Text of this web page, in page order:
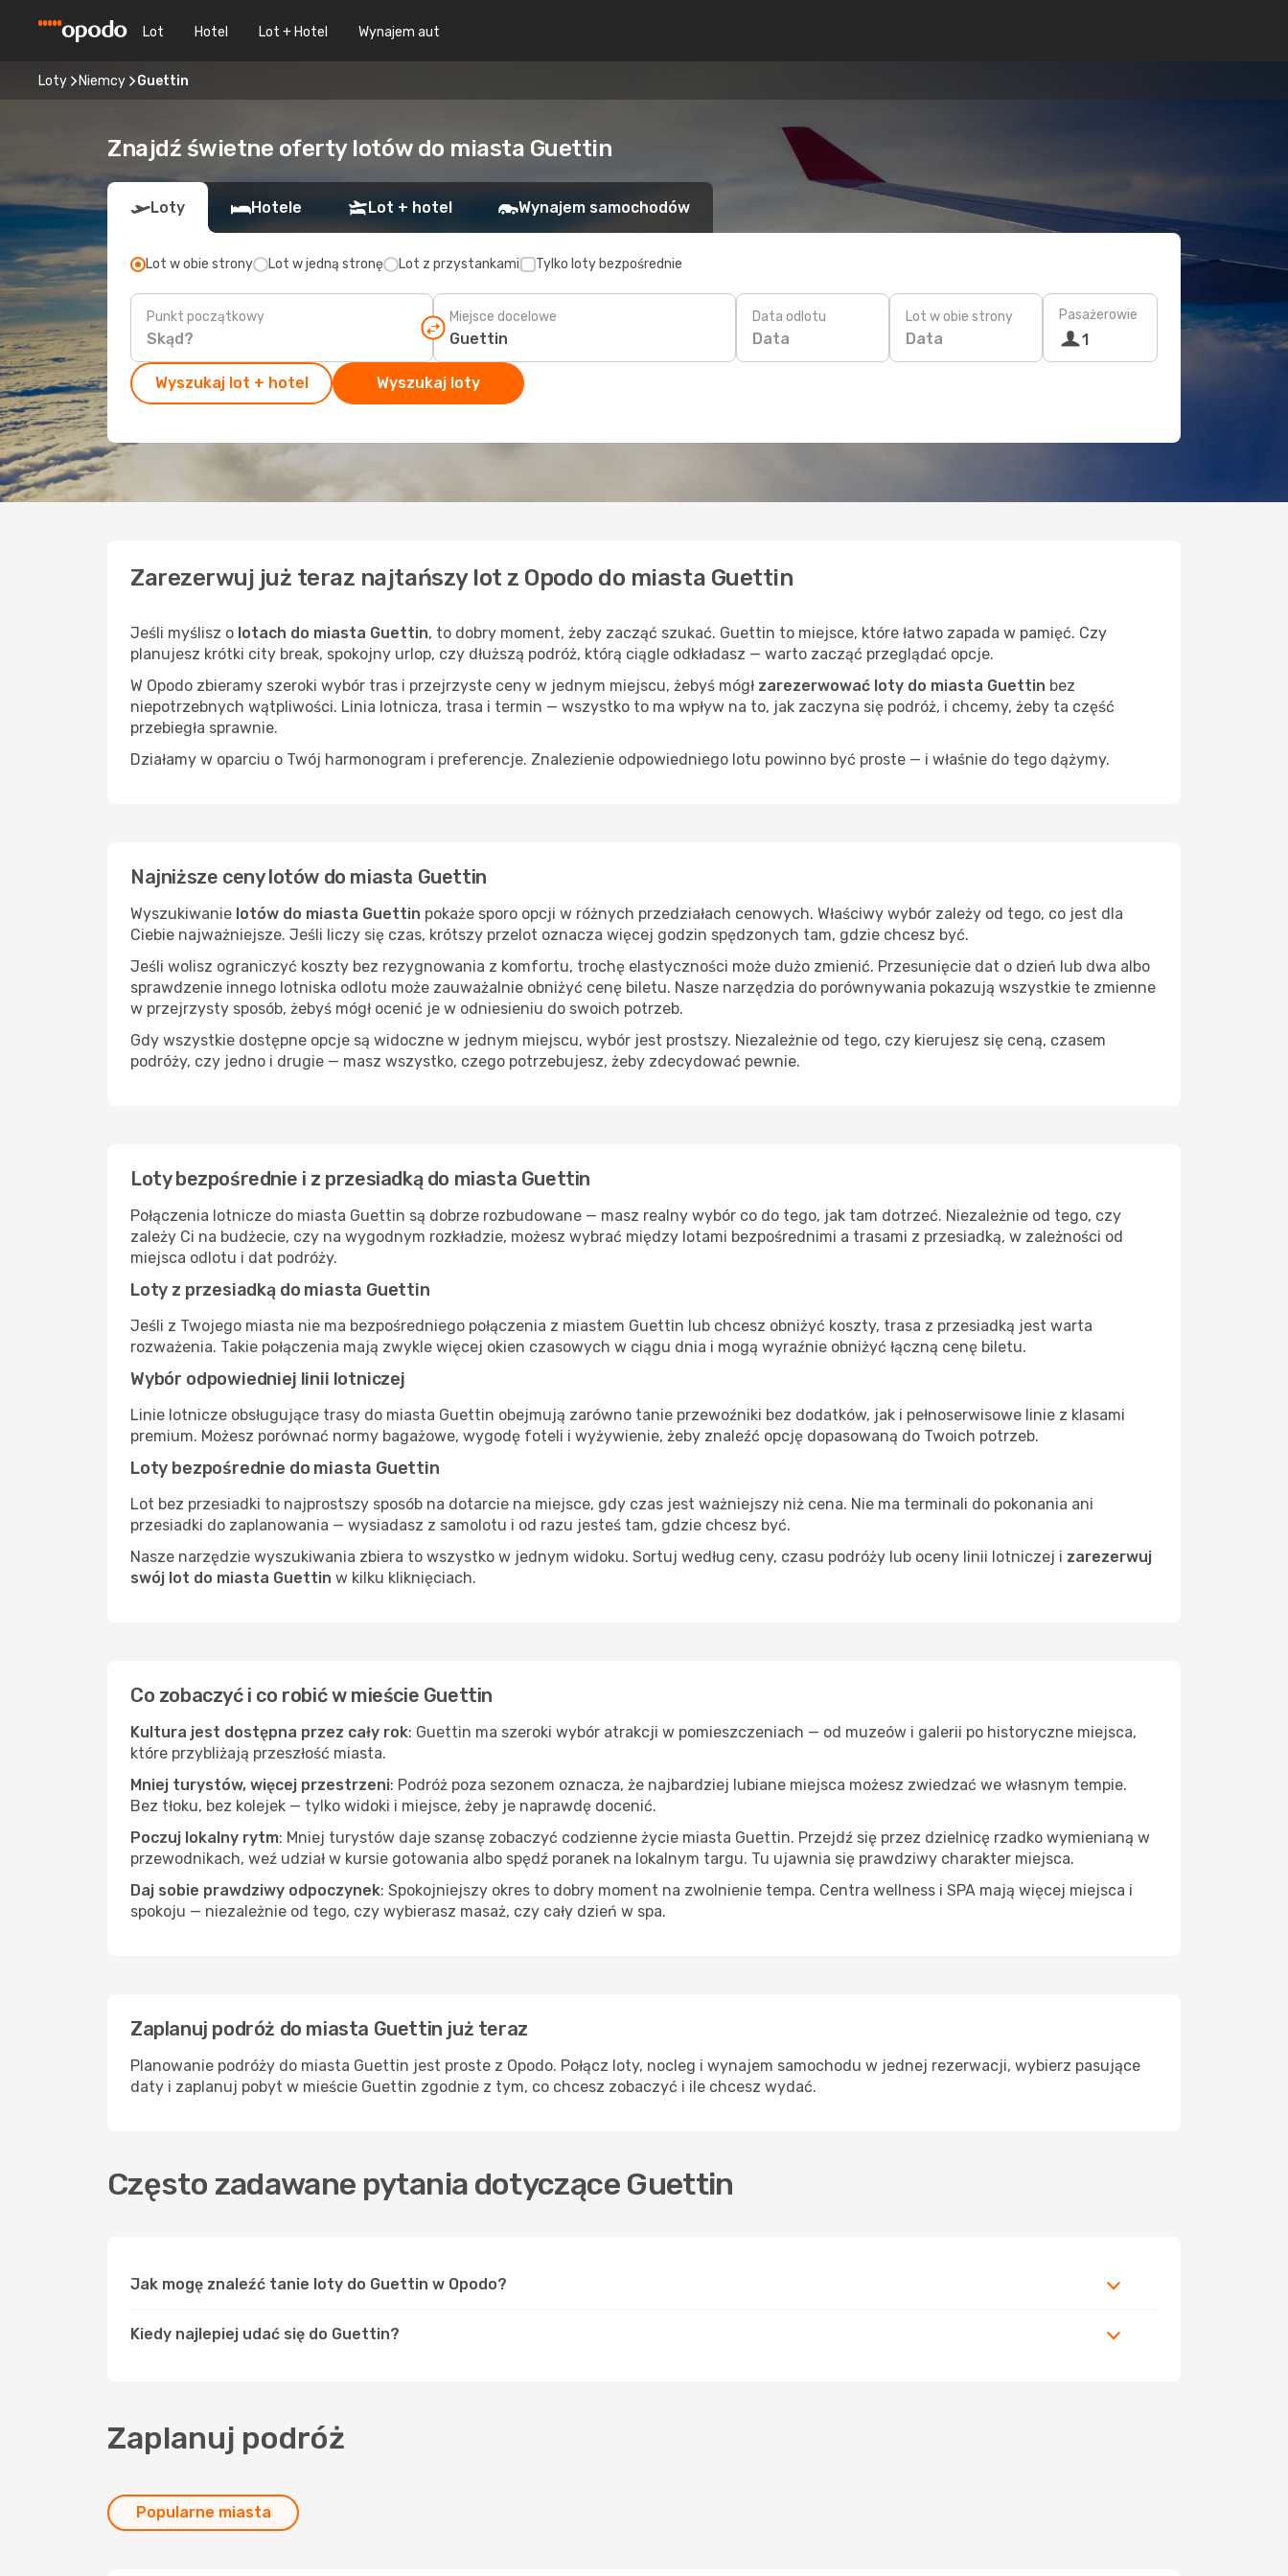
Lot Hotel Lot + Hotel Wynajem aut
Loty Niemcy Guettin
Znajdź świetne oferty lotów do miasta Guettin
Loty Hotele Lot + hotel Wynajem samochodów
Lot w obie strony Lot w jedną stronę Lot z przystankami Tylko loty bezpośrednie
Punkt początkowy Miejsce docelowe Data odlotu
Data
Lot w obie strony
Data
Pasażerowie
1
Wyszukaj lot + hotel Wyszukaj loty
Zarezerwuj już teraz najtańszy lot z Opodo do miasta Guettin
Jeśli myślisz o lotach do miasta Guettin, to dobry moment, żeby zacząć szukać. Guettin to miejsce, które łatwo zapada w pamięć. Czy
planujesz krótki city break, spokojny urlop, czy dłuższą podróż, którą ciągle odkładasz — warto zacząć przeglądać opcje.
W Opodo zbieramy szeroki wybór tras i przejrzyste ceny w jednym miejscu, żebyś mógł zarezerwować loty do miasta Guettin bez
niepotrzebnych wątpliwości. Linia lotnicza, trasa i termin — wszystko to ma wpływ na to, jak zaczyna się podróż, i chcemy, żeby ta część
przebiegła sprawnie.
Działamy w oparciu o Twój harmonogram i preferencje. Znalezienie odpowiedniego lotu powinno być proste — i właśnie do tego dążymy.
Najniższe ceny lotów do miasta Guettin
Wyszukiwanie lotów do miasta Guettin pokaże sporo opcji w różnych przedziałach cenowych. Właściwy wybór zależy od tego, co jest dla
Ciebie najważniejsze. Jeśli liczy się czas, krótszy przelot oznacza więcej godzin spędzonych tam, gdzie chcesz być.
Jeśli wolisz ograniczyć koszty bez rezygnowania z komfortu, trochę elastyczności może dużo zmienić. Przesunięcie dat o dzień lub dwa albo
sprawdzenie innego lotniska odlotu może zauważalnie obniżyć cenę biletu. Nasze narzędzia do porównywania pokazują wszystkie te zmienne
w przejrzysty sposób, żebyś mógł ocenić je w odniesieniu do swoich potrzeb.
Gdy wszystkie dostępne opcje są widoczne w jednym miejscu, wybór jest prostszy. Niezależnie od tego, czy kierujesz się ceną, czasem
podróży, czy jedno i drugie — masz wszystko, czego potrzebujesz, żeby zdecydować pewnie.
Loty bezpośrednie i z przesiadką do miasta Guettin
Połączenia lotnicze do miasta Guettin są dobrze rozbudowane — masz realny wybór co do tego, jak tam dotrzeć. Niezależnie od tego, czy
zależy Ci na budżecie, czy na wygodnym rozkładzie, możesz wybrać między lotami bezpośrednimi a trasami z przesiadką, w zależności od
miejsca odlotu i dat podróży.
Loty z przesiadką do miasta Guettin
Jeśli z Twojego miasta nie ma bezpośredniego połączenia z miastem Guettin lub chcesz obniżyć koszty, trasa z przesiadką jest warta
rozważenia. Takie połączenia mają zwykle więcej okien czasowych w ciągu dnia i mogą wyraźnie obniżyć łączną cenę biletu.
Wybór odpowiedniej linii lotniczej
Linie lotnicze obsługujące trasy do miasta Guettin obejmują zarówno tanie przewoźniki bez dodatków, jak i pełnoserwisowe linie z klasami
premium. Możesz porównać normy bagażowe, wygodę foteli i wyżywienie, żeby znaleźć opcję dopasowaną do Twoich potrzeb.
Loty bezpośrednie do miasta Guettin
Lot bez przesiadki to najprostszy sposób na dotarcie na miejsce, gdy czas jest ważniejszy niż cena. Nie ma terminali do pokonania ani
przesiadki do zaplanowania — wysiadasz z samolotu i od razu jesteś tam, gdzie chcesz być.
Nasze narzędzie wyszukiwania zbiera to wszystko w jednym widoku. Sortuj według ceny, czasu podróży lub oceny linii lotniczej i zarezerwuj
swój lot do miasta Guettin w kilku kliknięciach.
Co zobaczyć i co robić w mieście Guettin
Kultura jest dostępna przez cały rok: Guettin ma szeroki wybór atrakcji w pomieszczeniach — od muzeów i galerii po historyczne miejsca,
które przybliżają przeszłość miasta.
Mniej turystów, więcej przestrzeni: Podróż poza sezonem oznacza, że najbardziej lubiane miejsca możesz zwiedzać we własnym tempie.
Bez tłoku, bez kolejek — tylko widoki i miejsce, żeby je naprawdę docenić.
Poczuj lokalny rytm: Mniej turystów daje szansę zobaczyć codzienne życie miasta Guettin. Przejdź się przez dzielnicę rzadko wymienianą w
przewodnikach, weź udział w kursie gotowania albo spędź poranek na lokalnym targu. Tu ujawnia się prawdziwy charakter miejsca.
Daj sobie prawdziwy odpoczynek: Spokojniejszy okres to dobry moment na zwolnienie tempa. Centra wellness i SPA mają więcej miejsca i
spokoju — niezależnie od tego, czy wybierasz masaż, czy cały dzień w spa.
Zaplanuj podróż do miasta Guettin już teraz
Planowanie podróży do miasta Guettin jest proste z Opodo. Połącz loty, nocleg i wynajem samochodu w jednej rezerwacji, wybierz pasujące
daty i zaplanuj pobyt w mieście Guettin zgodnie z tym, co chcesz zobaczyć i ile chcesz wydać.
Często zadawane pytania dotyczące Guettin
Jak mogę znaleźć tanie loty do Guettin w Opodo?
Kiedy najlepiej udać się do Guettin?
Zaplanuj podróż
Popularne miasta